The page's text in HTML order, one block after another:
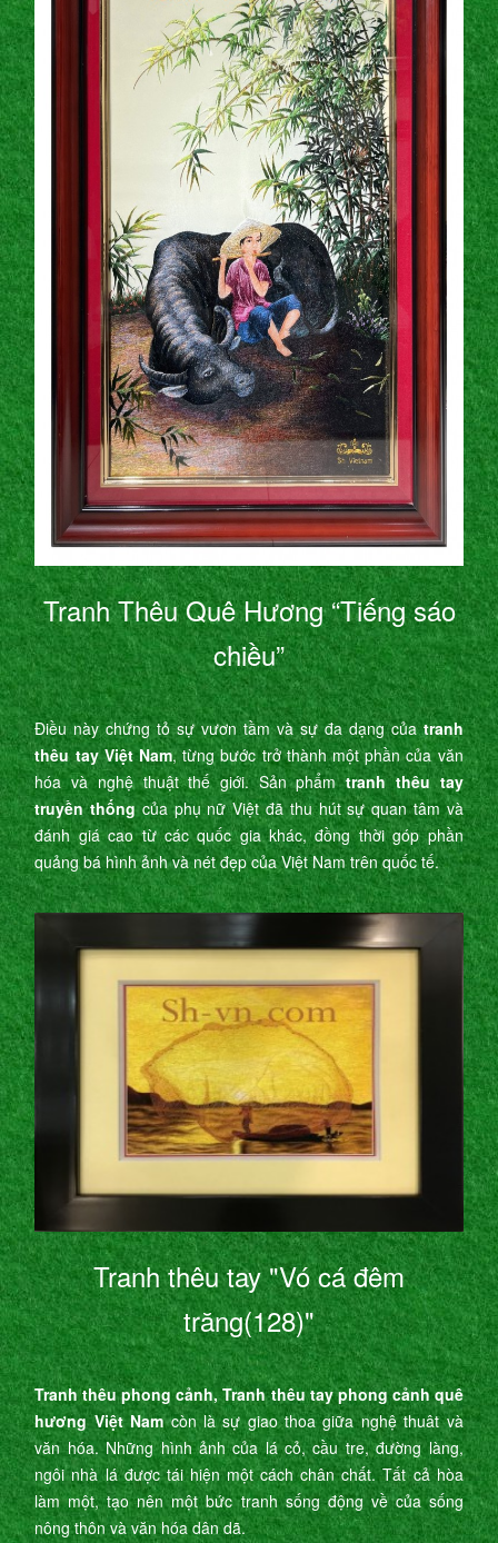
Tranh Thêu Quê Hương “Tiếng sáo
chiều”
Điều này chứng tỏ sự vươn tầm và sự đa dạng củatranh
thêu tay Việt Nam, từng bước trở thành một phần của văn
hóa và nghệ thuật thế giới. Sản phẩmtranh thêu tay
truyền thốngcủa phụ nữ Việt đã thu hút sự quan tâm và
đánh giá cao từ các quốc gia khác, đồng thời góp phần
quảng bá hình ảnh và nét đẹp của Việt Nam trên quốc tế.
Tranh thêu tay "Vó cá đêm
trăng(128)"
Tranh thêu phong cảnh, Tranh thêu tay phong cảnh quê
hương Việt Namcòn là sự giao thoa giữa nghệ thuât và
văn hóa. Những hình ảnh của lá cỏ, cầu tre, đường làng,
ngôi nhà lá được tái hiện một cách chân chất. Tất cả hòa
làm một, tạo nên một bức tranh sống động về của sống
nông thôn và văn hóa dân dã.